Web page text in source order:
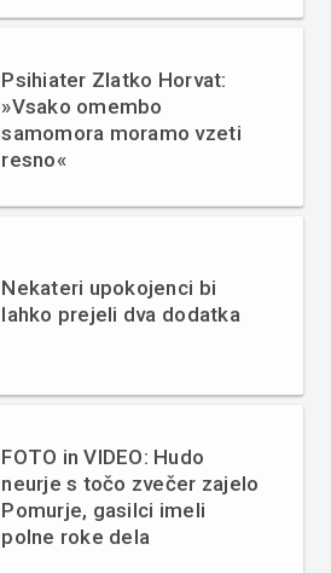
Psihiater Zlatko Horvat:
»Vsako omembo
samomora moramo vzeti
resno«
Nekateri upokojenci bi
lahko prejeli dva dodatka
FOTO in VIDEO: Hudo
neurje s točo zvečer zajelo
Pomurje, gasilci imeli
polne roke dela